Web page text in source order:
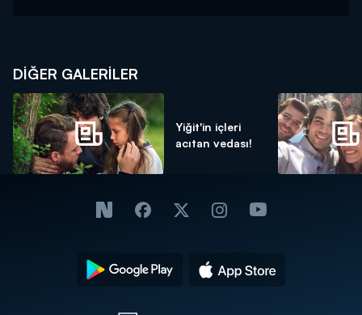
DİĞER GALERİLER
Yiğit'in içleri
acıtan vedası!